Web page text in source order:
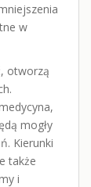
w
otworzą
mogły
Kierunki
także
i